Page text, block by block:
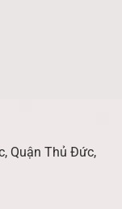
Quận Thủ Đức,